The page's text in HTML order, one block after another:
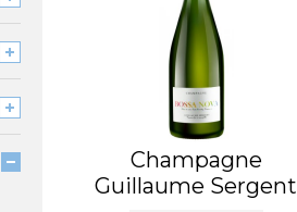
Champagne
Guillaume Sergent